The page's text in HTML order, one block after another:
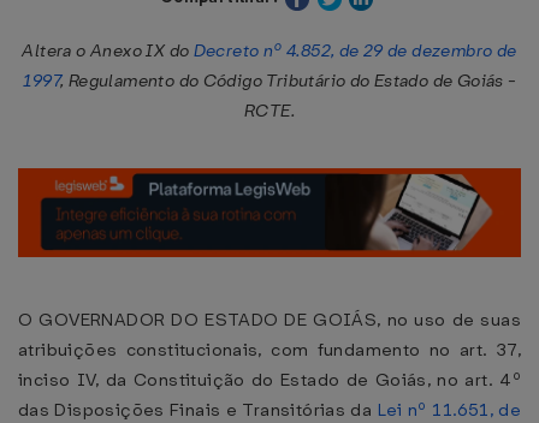
Altera o Anexo IX do Decreto nº 4.852, de 29 de dezembro de
1997, Regulamento do Código Tributário do Estado de Goiás -
RCTE.
O GOVERNADOR DO ESTADO DE GOIÁS, no uso de suas
atribuições constitucionais, com fundamento no art. 37,
inciso IV, da Constituição do Estado de Goiás, no art. 4º
das Disposições Finais e Transitórias da Lei nº 11.651, de